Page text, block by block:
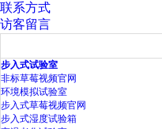
联系方式
访客留言
步入式试验室
非标草莓视频官网
环境模拟试验室
步入式草莓视频官网
步入式湿度试验箱